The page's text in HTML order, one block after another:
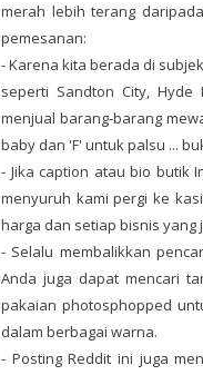
merah lebih terang
pemesanan:
- Karena kita berada di
seperti Sandton City,
menjual barang-barang
baby dan 'F' untuk palsu ...
- Jika caption atau bio butik
menyuruh kami pergi ke
harga dan setiap bisnis
- Selalu membalikkan
Anda juga dapat mencari
pakaian photosphopped
dalam berbagai warna.
- Posting Reddit ini juga